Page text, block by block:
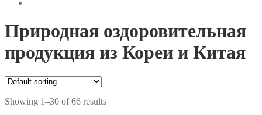
Природная оздоровительная
продукция из Кореи и Китая
Showing 1–30 of 66 results